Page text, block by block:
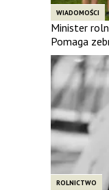
WIADOMOŚCI
Minister
Pomaga
ROLNICTWO